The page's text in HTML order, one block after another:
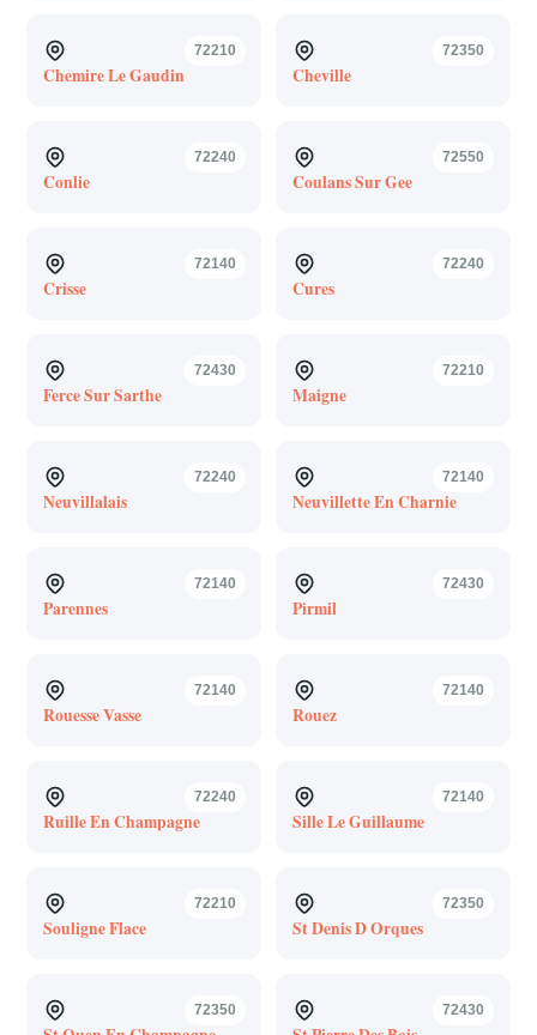
72210
Chemire Le Gaudin
72350
Cheville
72240
Conlie
72550
Coulans Sur Gee
72140
Crisse
72240
Cures
72430
Ferce Sur Sarthe
72210
Maigne
72240
Neuvillalais
72140
Neuvillette En Charnie
72140
Parennes
72430
Pirmil
72140
Rouesse Vasse
72140
Rouez
72240
Ruille En Champagne
72140
Sille Le Guillaume
72210
Souligne Flace
72350
St Denis D Orques
72350 72430